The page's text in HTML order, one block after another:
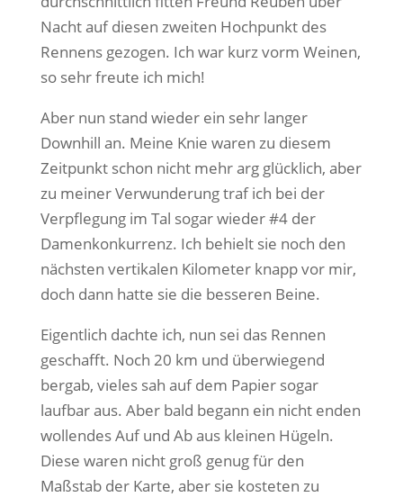
Nacht auf diesen zweiten Hochpunkt des
Rennens gezogen. Ich war kurz vorm Weinen,
so sehr freute ich mich!
Aber nun stand wieder ein sehr langer
Downhill an. Meine Knie waren zu diesem
Zeitpunkt schon nicht mehr arg glücklich, aber
zu meiner Verwunderung traf ich bei der
Verpflegung im Tal sogar wieder #4 der
Damenkonkurrenz. Ich behielt sie noch den
nächsten vertikalen Kilometer knapp vor mir,
doch dann hatte sie die besseren Beine.
Eigentlich dachte ich, nun sei das Rennen
geschafft. Noch 20 km und überwiegend
bergab, vieles sah auf dem Papier sogar
laufbar aus. Aber bald begann ein nicht enden
wollendes Auf und Ab aus kleinen Hügeln.
Diese waren nicht groß genug für den
Maßstab der Karte, aber sie kosteten zu